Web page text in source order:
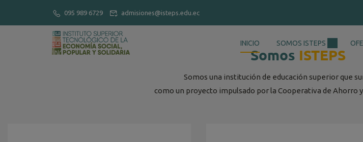
095 989 6729 admisiones@isteps.edu.ec
INICIO SOMOS ISTEPS
Somos ISTEPS
Somos una institución de educación superior que
como un proyecto impulsado por la Cooperativa de Ahorro